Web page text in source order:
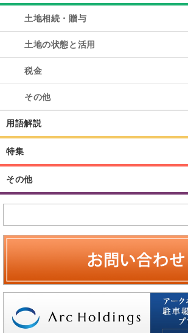
土地相続・贈与
土地の状態と活用
税金
その他
用語解説
特集
その他